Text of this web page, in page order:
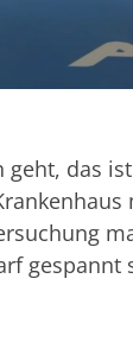
geht, das
gespannt